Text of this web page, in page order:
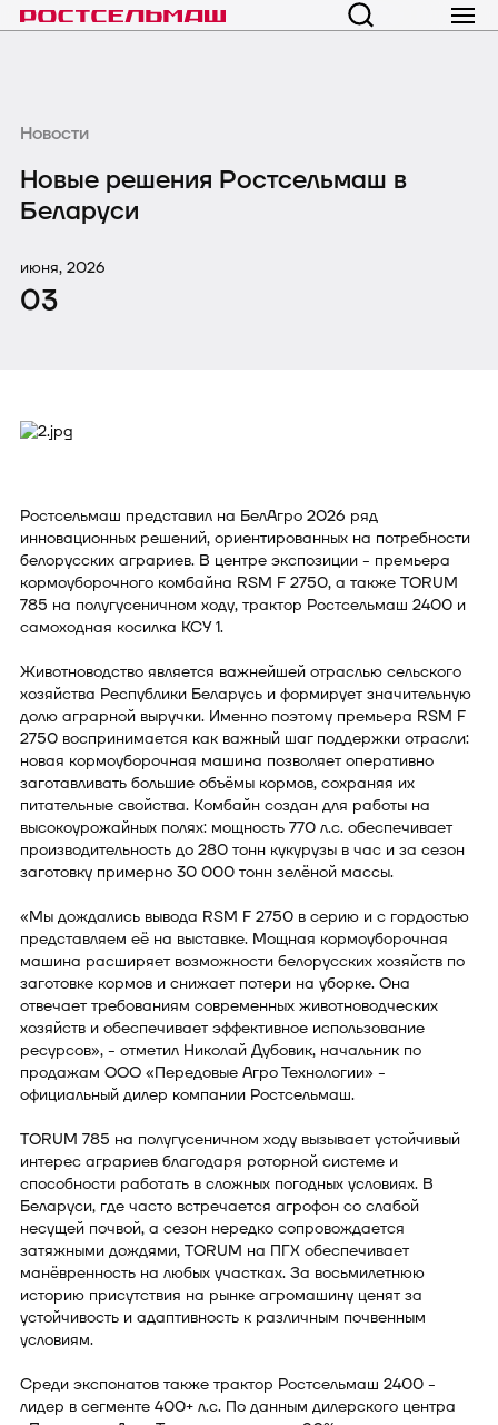
Новости
Новые решения Ростсельмаш в
Беларуси
июня, 2026
03
Ростсельмаш представил на БелАгро 2026 ряд
инновационных решений, ориентированных на потребности
белорусских аграриев. В центре экспозиции - премьера
кормоуборочного комбайна RSM F 2750, а также TORUM
785 на полугусеничном ходу, трактор Ростсельмаш 2400 и
самоходная косилка КСУ 1.
Животноводство является важнейшей отраслью сельского
хозяйства Республики Беларусь и формирует значительную
долю аграрной выручки. Именно поэтому премьера RSM F
2750 воспринимается как важный шаг поддержки отрасли:
новая кормоуборочная машина позволяет оперативно
заготавливать большие объёмы кормов, сохраняя их
питательные свойства. Комбайн создан для работы на
высокоурожайных полях: мощность 770 л.с. обеспечивает
производительность до 280 тонн кукурузы в час и за сезон
заготовку примерно 30 000 тонн зелёной массы.
«Мы дождались вывода RSM F 2750 в серию и с гордостью
представляем её на выставке. Мощная кормоуборочная
машина расширяет возможности белорусских хозяйств по
заготовке кормов и снижает потери на уборке. Она
отвечает требованиям современных животноводческих
хозяйств и обеспечивает эффективное использование
ресурсов», - отметил Николай Дубовик, начальник по
продажам ООО «Передовые Агро Технологии» -
официальный дилер компании Ростсельмаш.
TORUM 785 на полугусеничном ходу вызывает устойчивый
интерес аграриев благодаря роторной системе и
способности работать в сложных погодных условиях. В
Беларуси, где часто встречается агрофон со слабой
несущей почвой, а сезон нередко сопровождается
затяжными дождями, TORUM на ПГХ обеспечивает
манёвренность на любых участках. За восьмилетнюю
историю присутствия на рынке агромашину ценят за
устойчивость и адаптивность к различным почвенным
условиям.
Среди экспонатов также трактор Ростсельмаш 2400 -
лидер в сегменте 400+ л.с. По данным дилерского центра